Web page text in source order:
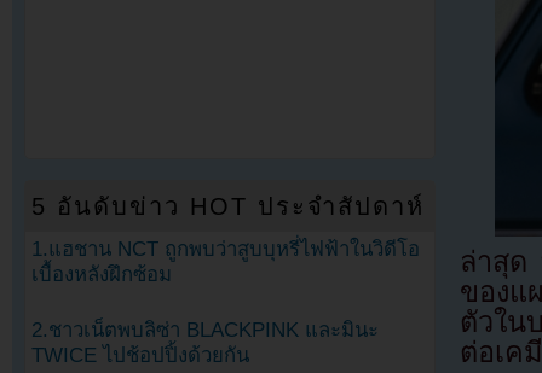
ล่าสุด
ของแ
ตัวใน
ต่อเค
5 อันดับข่าว HOT ประจำสัปดาห์
1.แฮชาน NCT ถูกพบว่าสูบบุหรี่ไฟฟ้าในวิดีโอ
เบื้องหลังฝึกซ้อม
2.ชาวเน็ตพบลิซ่า BLACKPINK และมินะ
TWICE ไปช้อปปิ้งด้วยกัน